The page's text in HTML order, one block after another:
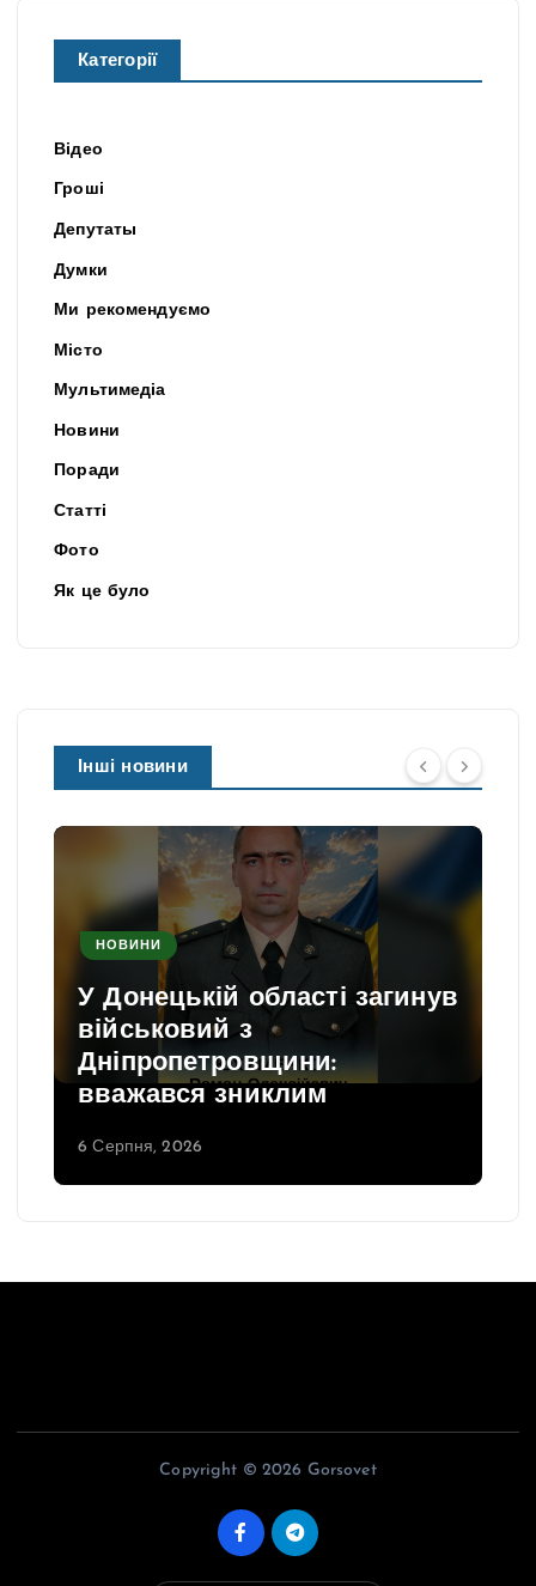
Категорії
Відео
Гроші
Депутаты
Думки
Ми рекомендуємо
Місто
Мультимедіа
Новини
Поради
Статті
Фото
Як це було
Інші новини
НОВИНИ
У Донецькій області загинув
військовий з
Дніпропетровщини:
вважався зниклим
6 Серпня, 2026
Copyright © 2026 Gorsovet